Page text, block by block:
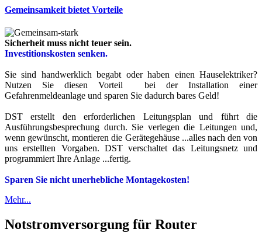
Gemeinsamkeit bietet Vorteile
Sicherheit muss nicht teuer sein.
Investitionskosten senken.
Sie sind handwerklich begabt oder haben einen Hauselektriker?
Nutzen Sie diesen Vorteil bei der Installation einer
Gefahrenmeldeanlage und sparen Sie dadurch bares Geld!
DST erstellt den erforderlichen Leitungsplan und führt die
Ausführungsbesprechung durch. Sie verlegen die Leitungen und,
wenn gewünscht, montieren die Gerätegehäuse ...alles nach den von
uns erstellten Vorgaben. DST verschaltet das Leitungsnetz und
programmiert Ihre Anlage ...fertig.
Sparen Sie nicht unerhebliche Montagekosten!
Mehr...
Notstromversorgung für Router